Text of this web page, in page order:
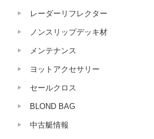
レーダーリフレクター
ノンスリップデッキ材
メンテナンス
ヨットアクセサリー
セールクロス
BLOND BAG
中古艇情報